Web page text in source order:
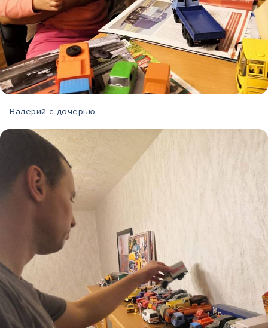
Валерий с дочерью